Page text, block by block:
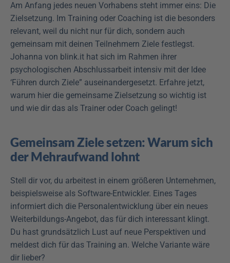
Am Anfang jedes neuen Vorhabens steht immer eins: Die
Zielsetzung. Im Training oder Coaching ist die besonders
relevant, weil du nicht nur für dich, sondern auch
gemeinsam mit deinen Teilnehmern Ziele festlegst.
Johanna von blink.it hat sich im Rahmen ihrer
psychologischen Abschlussarbeit intensiv mit der Idee
‘Führen durch Ziele” auseinandergesetzt. Erfahre jetzt,
warum hier die gemeinsame Zielsetzung so wichtig ist
und wie dir das als Trainer oder Coach gelingt!
Gemeinsam Ziele setzen: Warum sich
der Mehraufwand lohnt
Stell dir vor, du arbeitest in einem größeren Unternehmen,
beispielsweise als Software-Entwickler. Eines Tages
informiert dich die Personalentwicklung über ein neues
Weiterbildungs-Angebot, das für dich interessant klingt.
Du hast grundsätzlich Lust auf neue Perspektiven und
meldest dich für das Training an. Welche Variante wäre
dir lieber?